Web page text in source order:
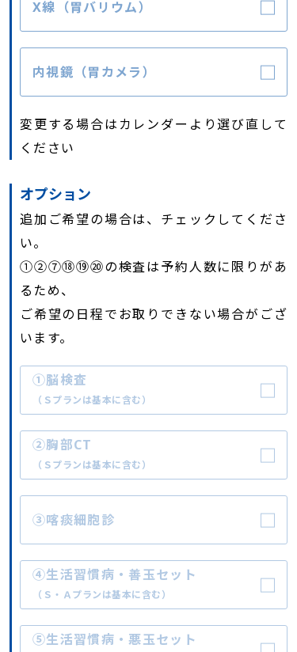
X線（胃バリウム）
内視鏡（胃カメラ）
変更する場合はカレンダーより選び直して
ください
オプション
追加ご希望の場合は、チェックしてくださ
い。
①②⑦⑱⑲⑳の検査は予約人数に限りがあ
るため、
ご希望の日程でお取りできない場合がござ
います。
①脳検査
（Ｓプランは基本に含む）
②胸部CT
（Ｓプランは基本に含む）
③喀痰細胞診
④生活習慣病・善玉セット
（Ｓ・Ａプランは基本に含む）
⑤生活習慣病・悪玉セット